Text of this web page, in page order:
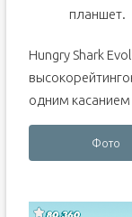
планшет.
Hungry Shark
одним касанием
Фото